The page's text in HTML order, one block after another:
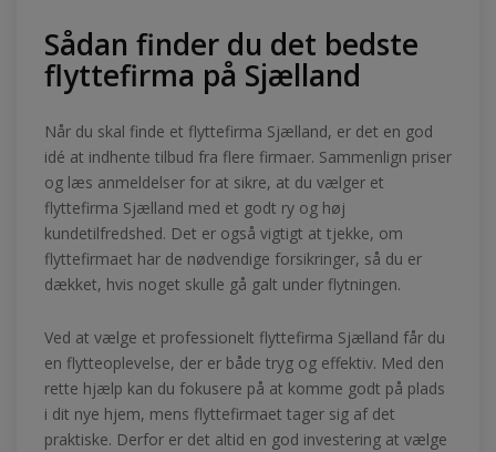
Sådan finder du det bedste
flyttefirma på Sjælland
Når du skal finde et flyttefirma Sjælland, er det en god
idé at indhente tilbud fra flere firmaer. Sammenlign priser
og læs anmeldelser for at sikre, at du vælger et
flyttefirma Sjælland med et godt ry og høj
kundetilfredshed. Det er også vigtigt at tjekke, om
flyttefirmaet har de nødvendige forsikringer, så du er
dækket, hvis noget skulle gå galt under flytningen.
Ved at vælge et professionelt flyttefirma Sjælland får du
en flytteoplevelse, der er både tryg og effektiv. Med den
rette hjælp kan du fokusere på at komme godt på plads
i dit nye hjem, mens flyttefirmaet tager sig af det
praktiske. Derfor er det altid en god investering at vælge